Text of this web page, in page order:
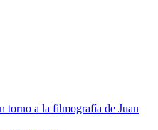
torno a la filmografía de Juan